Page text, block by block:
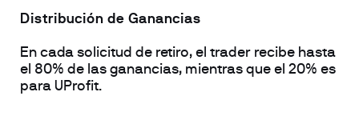
Distribución de Ganancias
En cada solicitud de retiro, el trader recibe hasta
el 80% de las ganancias, mientras que el 20% es
para UProfit.